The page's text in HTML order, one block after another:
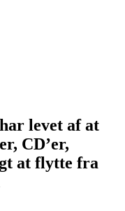
levet af at
CD’er,
at flytte fra